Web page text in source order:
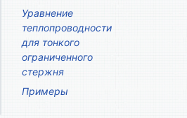
Уравнение
теплопроводности
для тонкого
ограниченного
стержня
Примеры